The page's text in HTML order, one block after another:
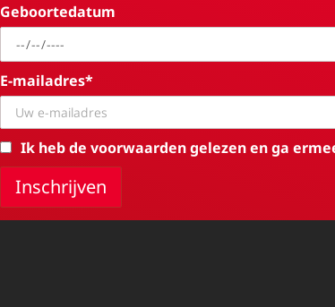
Geboortedatum
E-mailadres*
Ik heb de voorwaarden gelezen en ga